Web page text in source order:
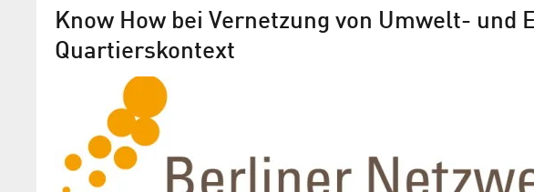
Know How bei Vernetzung von Umwelt- und
Quartierskontext
Smart City: Berliner NetzwerkE